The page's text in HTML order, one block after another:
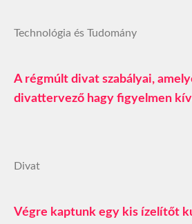
Technológia és Tudomány
A régmúlt divat szabályai,
divattervező hagy figyelmen
Divat
Végre kaptunk egy kis ízelítőt